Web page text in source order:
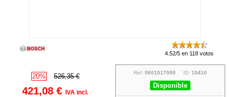
4.52/5 en 118 votos
20% 526,35 €
421,08 €IVA incl.
Ref: 0601517000 ID: 15410
Disponible